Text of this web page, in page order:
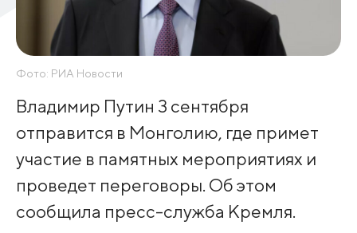
Фото: РИА Новости
Владимир Путин 3 сентября
отправится в Монголию, где примет
участие в памятных мероприятиях и
проведет переговоры. Об этом
сообщила пресс-служба Кремля.